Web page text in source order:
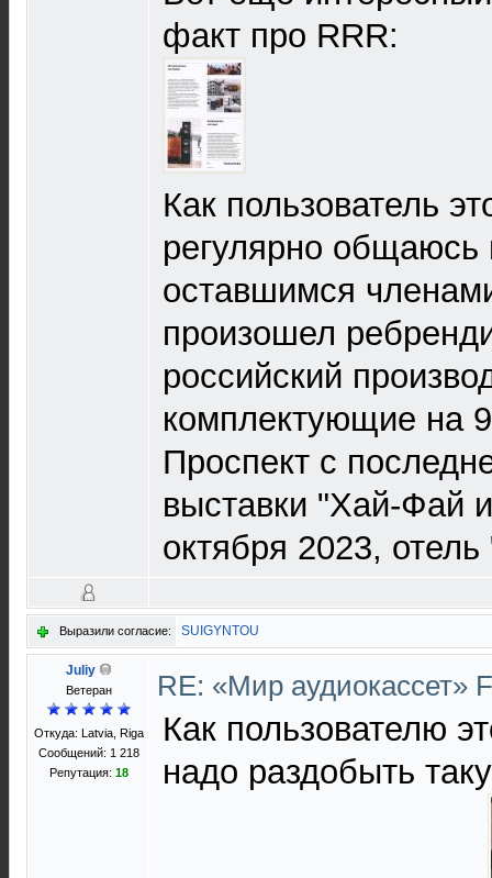
факт про RRR:
Как пользователь
регулярно общаюсь
оставшимся
произошел
российский
комплектующие на
Проспект с
выставки "Хай-Фай
октября 2023,
Выразили согласие: SUIGYNTOU
Juliy
Ветеран
Откуда: Latvia, Riga
Сообщений: 1 218
Репутация: 18
RE: «Мир аудиокассет»
Как пользователю
надо раздобыть